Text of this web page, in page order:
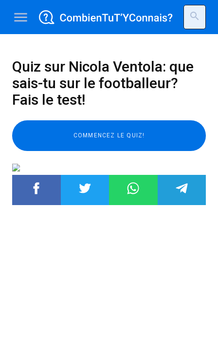
menu search
Quiz sur Nicola Ventola: que
sais-tu sur le footballeur?
Fais le test!